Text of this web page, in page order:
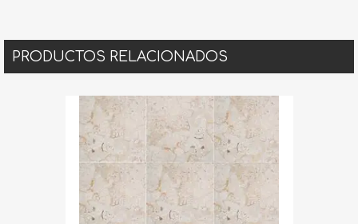
PRODUCTOS RELACIONADOS